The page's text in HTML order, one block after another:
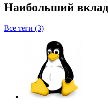
Наибольший
Все теги (3)